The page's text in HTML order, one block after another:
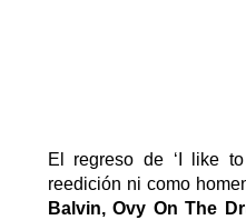
El regreso de ‘ like to
reedición ni como
Balvin,Ovy On The